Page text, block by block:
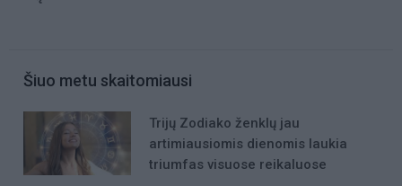
Šiuo metu skaitomiausi
Trijų Zodiako ženklų jau
artimiausiomis dienomis laukia
triumfas visuose reikaluose